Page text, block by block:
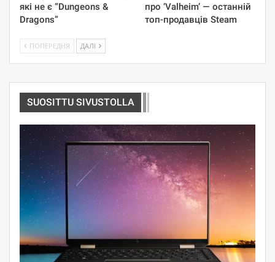
які не є “Dungeons &
Dragons”
про ‘Valheim’ — останній
топ-продавців Steam
ПОПЕРЕДНЯ ДАЛІ
SUOSITTU SIVUSTOLLA